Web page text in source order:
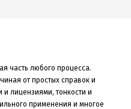
часть любого процесса.
от простых справок и
и лицензиями, тонкости и
применения и многое